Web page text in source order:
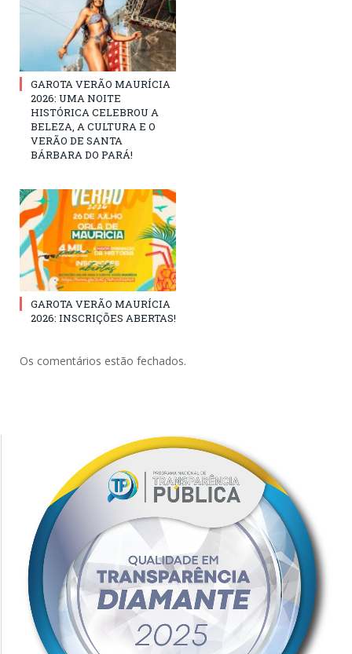
GAROTA VERÃO MAURÍCIA
2026: UMA NOITE
HISTÓRICA CELEBROU A
BELEZA, A CULTURA E O
VERÃO DE SANTA
BÁRBARA DO PARÁ!
GAROTA VERÃO MAURÍCIA
2026: INSCRIÇÕES ABERTAS!
Os comentários estão fechados.